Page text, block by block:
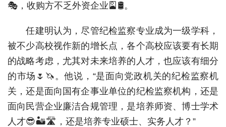
🎭，收购方不乏外资企业🎴🛢。
任建明认为，尽管纪检监察专业成为一级学科，
被不少高校视作新的增长点，各个高校应该要有长期
的战略考虑，尤其对未来培养的人才，也应该有细分
的市场🌷🦄。他说，“是面向党政机关的纪检监察机
关，还是面向国有企事业单位的纪检监察机构，还是
面向民营企业廉洁合规管理，是培养师资、博士学术
人才😎🏜🛣，还是培养专业硕士、实务人才？”